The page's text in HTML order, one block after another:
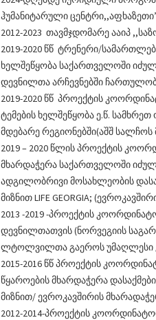
ჰუმანიტარული
2012-2023 თავმჯდომარე ააიპ
2019-2020 წწ ტრენერი/
ხელშეწყობა საქართველოში
დევნილთა არჩევნებში
2019-2020 წწ პროექტის
ტემების ხელშეწყობა ე.წ.
მდებარე რეგიონებში(აშშ
2019 – 2020 წლის პროექტის
მხარდაჭერა საქართველოში
ადგილობრივი მოსახლეობის
მიზნით LIFE GEORGIA;
2013 -2019 -პროექტის
დევნილთათვის (ნორვეგიის
ლტოლვილთა გაეროს უმაღლესი
2015-2016 წწ პროექტის
წყაროების მხარდაჭერა
მიზნით/ ევროკავშირის
2012-2014-პროექტის